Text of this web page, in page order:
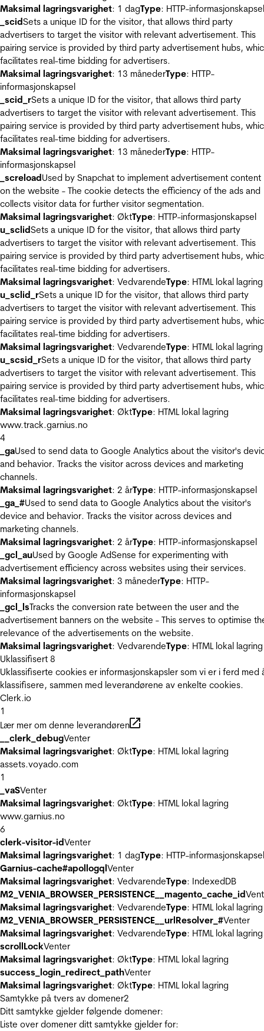
Maksimal lagringsvarighet: 1 dagType: HTTP-informasjonskapsel
_scidSets a unique ID for the visitor, that allows third party
advertisers to target the visitor with relevant advertisement. This
pairing service is provided by third party advertisement hubs,
facilitates real-time bidding for advertisers.
Maksimal lagringsvarighet: 13 månederType: HTTP-
informasjonskapsel
_scid_rSets a unique ID for the visitor, that allows third party
advertisers to target the visitor with relevant advertisement. This
pairing service is provided by third party advertisement hubs,
facilitates real-time bidding for advertisers.
Maksimal lagringsvarighet: 13 månederType: HTTP-
informasjonskapsel
_screloadUsed by Snapchat to implement advertisement content
on the website - The cookie detects the efficiency of the ads and
collects visitor data for further visitor segmentation.
Maksimal lagringsvarighet: ØktType: HTTP-informasjonskapsel
u_sclidSets a unique ID for the visitor, that allows third party
advertisers to target the visitor with relevant advertisement. This
pairing service is provided by third party advertisement hubs,
facilitates real-time bidding for advertisers.
Maksimal lagringsvarighet: VedvarendeType: HTML lokal lagring
u_sclid_rSets a unique ID for the visitor, that allows third party
advertisers to target the visitor with relevant advertisement. This
pairing service is provided by third party advertisement hubs,
facilitates real-time bidding for advertisers.
Maksimal lagringsvarighet: VedvarendeType: HTML lokal lagring
u_scsid_rSets a unique ID for the visitor, that allows third party
advertisers to target the visitor with relevant advertisement. This
pairing service is provided by third party advertisement hubs,
facilitates real-time bidding for advertisers.
Maksimal lagringsvarighet: ØktType: HTML lokal lagring
www.track.garnius.no
4
_gaUsed to send data to Google Analytics about the visitor's
and behavior. Tracks the visitor across devices and marketing
channels.
Maksimal lagringsvarighet: 2 årType: HTTP-informasjonskapsel
_ga_#Used to send data to Google Analytics about the visitor's
device and behavior. Tracks the visitor across devices and
marketing channels.
Maksimal lagringsvarighet: 2 årType: HTTP-informasjonskapsel
_gcl_auUsed by Google AdSense for experimenting with
advertisement efficiency across websites using their services.
Maksimal lagringsvarighet: 3 månederType: HTTP-
informasjonskapsel
_gcl_lsTracks the conversion rate between the user and the
advertisement banners on the website - This serves to optimise
relevance of the advertisements on the website.
Maksimal lagringsvarighet: VedvarendeType: HTML lokal lagring
Uklassifisert 8
Uklassifiserte cookies er informasjonskapsler som vi er i ferd med
klassifisere, sammen med leverandørene av enkelte cookies.
Clerk.io
1
Lær mer om denne leverandøren
__clerk_debugVenter
Maksimal lagringsvarighet: ØktType: HTML lokal lagring
assets.voyado.com
1
_vaSVenter
Maksimal lagringsvarighet: ØktType: HTML lokal lagring
www.garnius.no
6
clerk-visitor-idVenter
Maksimal lagringsvarighet: 1 dagType: HTTP-informasjonskapsel
Garnius-cache#apollogqlVenter
Maksimal lagringsvarighet: VedvarendeType: IndexedDB
M2_VENIA_BROWSER_PERSISTENCE__magento_cache_id
Maksimal lagringsvarighet: VedvarendeType: HTML lokal lagring
M2_VENIA_BROWSER_PERSISTENCE__urlResolver_#Venter
Maksimal lagringsvarighet: VedvarendeType: HTML lokal lagring
scrollLockVenter
Maksimal lagringsvarighet: ØktType: HTML lokal lagring
success_login_redirect_pathVenter
Maksimal lagringsvarighet: ØktType: HTML lokal lagring
Samtykke på tvers av domener2
Ditt samtykke gjelder følgende domener:
Liste over domener ditt samtykke gjelder for: